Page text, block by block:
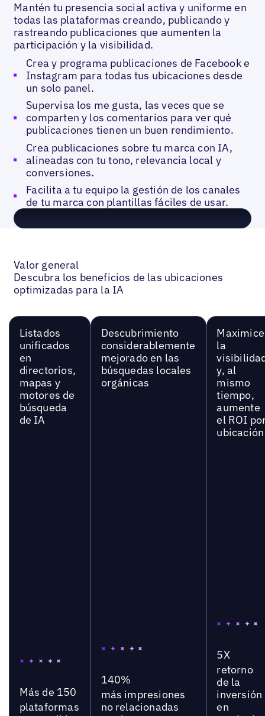
Mantén tu presencia social activa y uniforme en
todas las plataformas creando, publicando y
rastreando publicaciones que aumenten la
participación y la visibilidad.
Crea y programa publicaciones de Facebook e
Instagram para todas tus ubicaciones desde
un solo panel.
Supervisa los me gusta, las veces que se
comparten y los comentarios para ver qué
publicaciones tienen un buen rendimiento.
Crea publicaciones sobre tu marca con IA,
alineadas con tu tono, relevancia local y
conversiones.
Facilita a tu equipo la gestión de los canales
de tu marca con plantillas fáciles de usar.
Valor general
Descubra los beneficios de las ubicaciones
optimizadas para la IA
Listados
unificados
en
directorios,
mapas y
motores de
búsqueda
de IA
Más de 150
plataformas
Descubrimiento
considerablemente
mejorado en las
búsquedas locales
orgánicas
140%
más impresiones
no relacionadas
Maximice
la
y, al
mismo
tiempo,
aumente
el ROI
ubicación
5X
retorno
de la
inversión
en